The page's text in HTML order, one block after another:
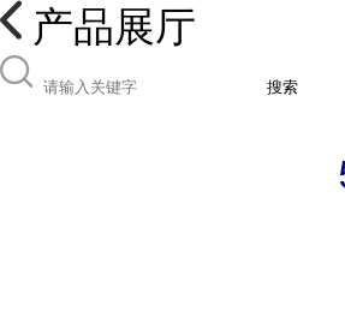
产品展厅
搜索